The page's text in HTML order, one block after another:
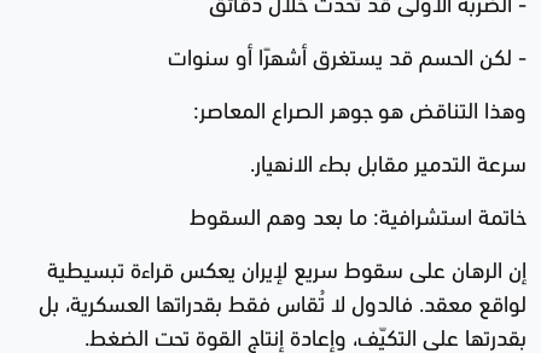
- لكن الحسم قد يستغرق أشهرًا أو سنوات
وهذا التناقض هو جوهر الصراع المعاصر:
سرعة التدمير مقابل بطء الانهيار.
خاتمة استشرافية: ما بعد وهم السقوط
إن الرهان على سقوط سريع لإيران يعكس قراءة تبسيطية
لواقع معقد. فالدول لا تُقاس فقط بقدراتها العسكرية، بل
بقدرتها على التكيّف، وإعادة إنتاج القوة تحت الضغط.